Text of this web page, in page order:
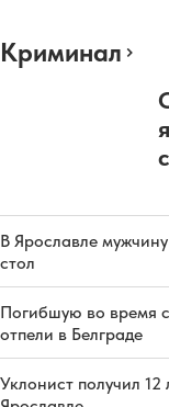
Криминал
В Ярославле
стол
Погибшую во время
отпели в Белграде
Уклонист получил 12